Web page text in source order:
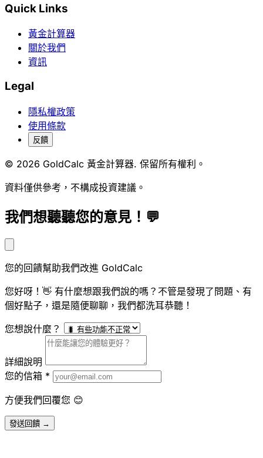
Quick Links
黃金計算器
關於我們
資訊
Legal
隱私權政策
使用條款
反饋
© 2026 GoldCalc 黃金計算器. 保留所有權利。
資料僅供參考，不構成投資建議。
我們想聽聽您的意見！💬
您的回饋幫助我們改進 GoldCalc
您好呀！👋 有什麼想跟我們說的嗎？不管是發現了問題、有
個好點子，還是隨便聊聊，我們都洗耳恭聽！
您想說什麼？
詳細說明
您的信箱 *
方便我們回覆您 😊
發送回饋 →